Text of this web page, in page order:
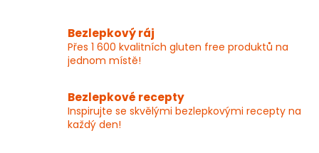
Bezlepkový ráj
Přes 1 600 kvalitních gluten free produktů na
jednom místě!
Bezlepkové recepty
Inspirujte se skvělými bezlepkovými recepty na
každý den!